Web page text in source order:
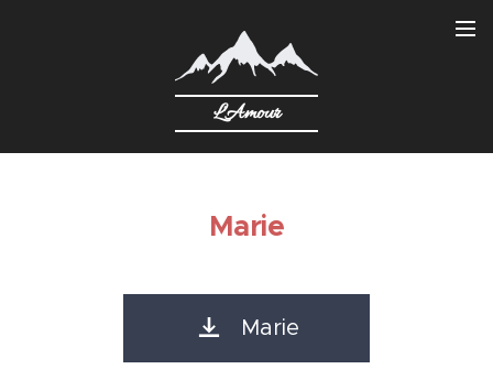
L'Amour
Marie
Marie